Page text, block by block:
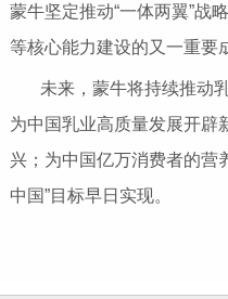
蒙牛坚定推动“一体两翼”战
等核心能力建设的又一重要
未来，蒙牛将持续推动
为中国乳业高质量发展开辟
兴；为中国亿万消费者的营
中国”目标早日实现。